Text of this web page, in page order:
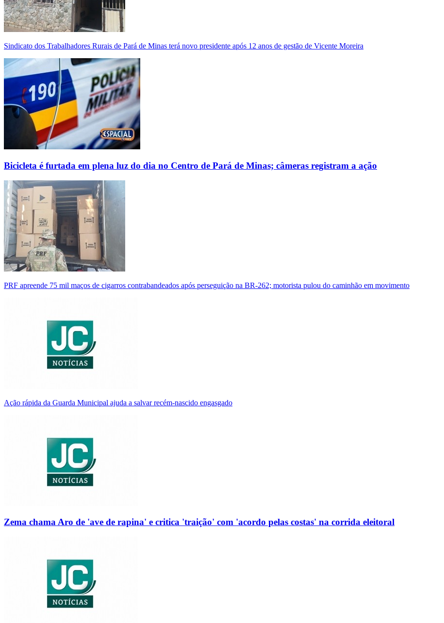
Sindicato dos Trabalhadores Rurais de Pará de Minas terá novo presidente após 12 anos de gestão de Vicente Moreira
Bicicleta é furtada em plena luz do dia no Centro de Pará de Minas; câmeras registram a ação
PRF apreende 75 mil maços de cigarros contrabandeados após perseguição na BR-262; motorista pulou do caminhão em movimento
Ação rápida da Guarda Municipal ajuda a salvar recém-nascido engasgado
Zema chama Aro de 'ave de rapina' e critica 'traição' com 'acordo pelas costas' na corrida eleitoral